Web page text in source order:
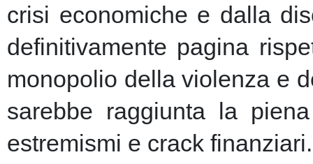
crisi economiche e dalla
definitivamente pagina
monopolio della violenza e
sarebbe raggiunta la
estremismi e crack finanziari.